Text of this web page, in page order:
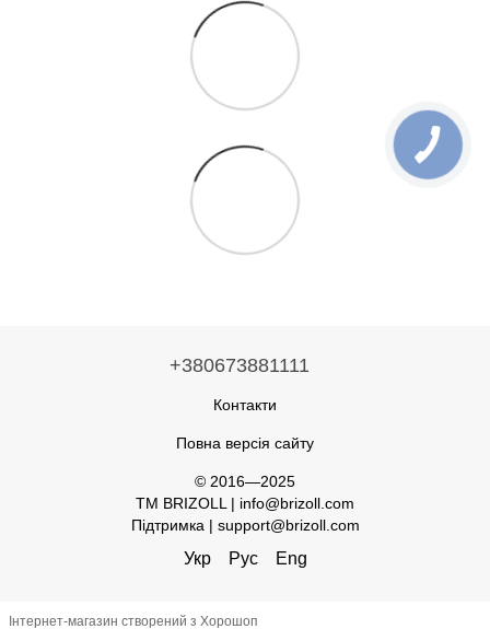
+380673881111
Контакти
Повна версія сайту
© 2016—2025
TM BRIZOLL | info@brizoll.com
Підтримка | support@brizoll.com
Укр Рус Eng
Інтернет-магазин створений з Хорошоп